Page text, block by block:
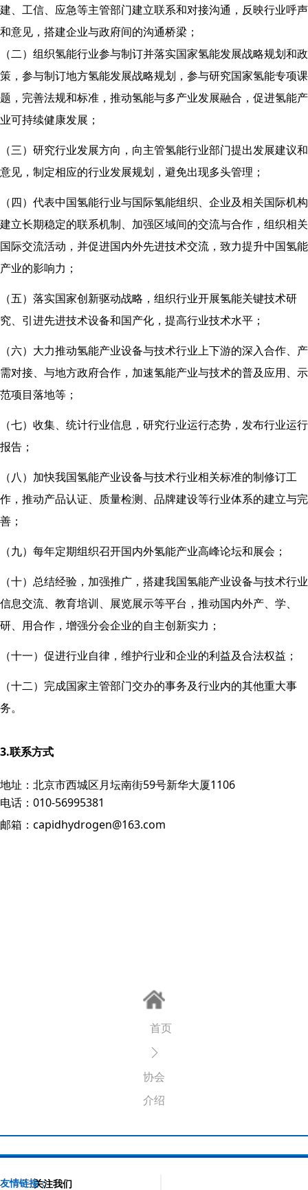
建、工信、应急等主管部门建立联系和对接沟通，反映行业呼声
和意见，搭建企业与政府间的沟通桥梁；
（二）组织氢能行业参与制订并落实国家氢能发展战略规划和政
策，参与制订地方氢能发展战略规划，参与研究国家氢能专项课
题，完善法规和标准，推动氢能与多产业发展融合，促进氢能产
业可持续健康发展；
（三）研究行业发展方向，向主管氢能行业部门提出发展建议和
意见，制定相应的行业发展规划，避免出现多头管理；
（四）代表中国氢能行业与国际氢能组织、企业及相关国际机构
建立长期稳定的联系机制、加强区域间的交流与合作，组织相关
国际交流活动，并促进国内外先进技术交流，致力提升中国氢能
产业的影响力；
（五）落实国家创新驱动战略，组织行业开展氢能关键技术研
究、引进先进技术设备和国产化，提高行业技术水平；
（六）大力推动氢能产业设备与技术行业上下游的深入合作、产
需对接、与地方政府合作，加速氢能产业与技术的普及应用、示
范项目落地等；
（七）收集、统计行业信息，研究行业运行态势，发布行业运行
报告；
（八）加快我国氢能产业设备与技术行业相关标准的制修订工
作，推动产品认证、质量检测、品牌建设等行业体系的建立与完
善；
（九）每年定期组织召开国内外氢能产业高峰论坛和展会；
（十）总结经验，加强推广，搭建我国氢能产业设备与技术行业
信息交流、教育培训、展览展示等平台，推动国内外产、学、
研、用合作，增强分会企业的自主创新实力；
（十一）促进行业自律，维护行业和企业的利益及合法权益；
（十二）完成国家主管部门交办的事务及行业内的其他重大事
务。
3.联系方式
地址：北京市西城区月坛南街59号新华大厦1106
电话：010-56995381
邮箱：capidhydrogen@163.com
首页
ꄲ
协会
介绍
关注我们
友情链接：